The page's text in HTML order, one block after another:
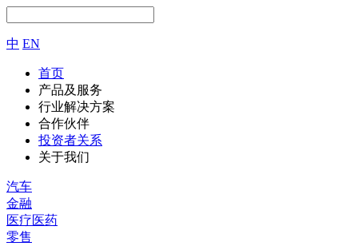
中 EN
首页
产品及服务
行业解决方案
合作伙伴
投资者关系
关于我们
汽车
金融
医疗医药
零售